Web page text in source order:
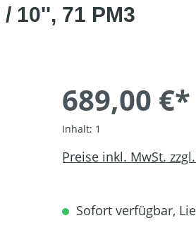
10'', 71 PM3
689,00 €*
Inhalt: 1
Preise inkl. MwSt.
Sofort verfügbar,